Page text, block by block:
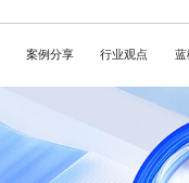
案例分享 行业观点 蓝